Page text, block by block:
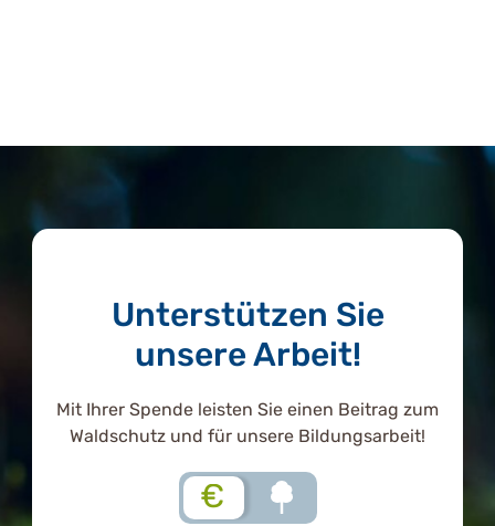
Unterstützen Sie
unsere Arbeit!
Mit Ihrer Spende leisten Sie einen Beitrag zum
Waldschutz und für unsere Bildungsarbeit!
€